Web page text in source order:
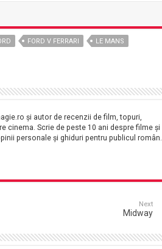
FORD V FERRARI
LE MANS
și autor de recenzii de film, topuri,
cinema. Scrie de peste 10 ani despre filme și
personale și ghiduri pentru publicul român.
Next
Midway